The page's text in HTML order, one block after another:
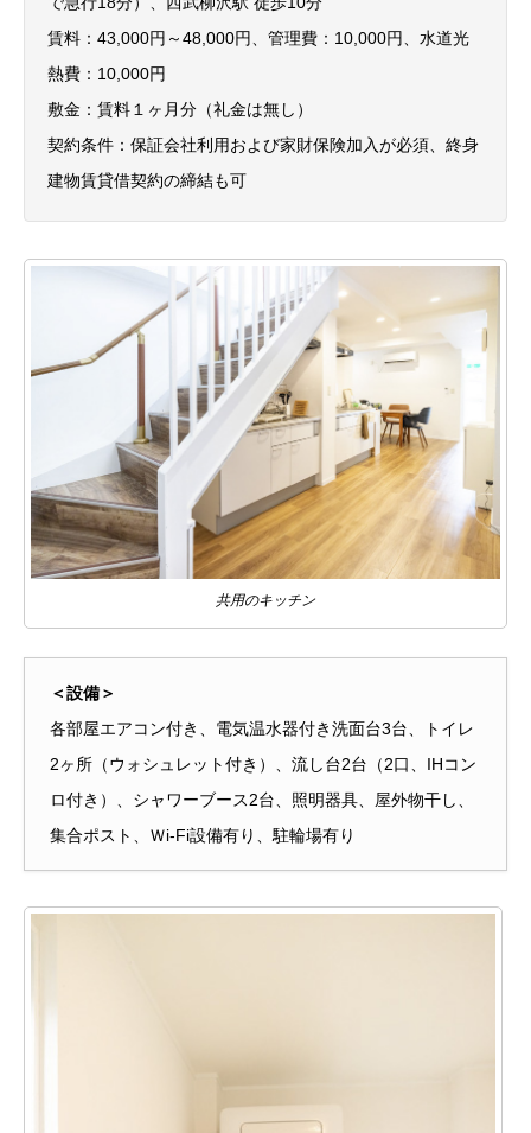
賃料：43,000円～48,000円、管理費：10,000円、水道光
熱費：10,000円
敷金：賃料１ヶ月分（礼金は無し）
契約条件：保証会社利用および家財保険加入が必須、終身
建物賃貸借契約の締結も可
共用のキッチン
＜設備＞
各部屋エアコン付き、電気温水器付き洗面台3台、トイレ
2ヶ所（ウォシュレット付き）、流し台2台（2口、IHコン
ロ付き）、シャワーブース2台、照明器具、屋外物干し、
集合ポスト、Ｗi-Fi設備有り、駐輪場有り